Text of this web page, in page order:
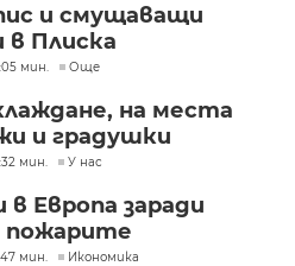
и смущаващи
в Плиска
мин. Още
на места
и градушки
мин. У нас
в Европа заради
мин. Икономика